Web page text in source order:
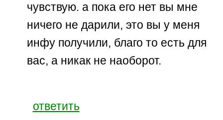
чувствую. а пока его нет вы мне
ничего не дарили, это вы у меня
инфу получили, благо то есть для
вас, а никак не наоборот.
ответить